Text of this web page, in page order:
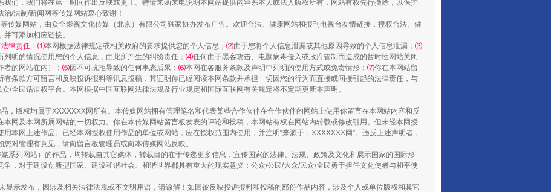
一颗心始终滚烫
一纸欠条伤亲情 巡回调解促和解.. 行业协会接连发公告
们，我们将在第一时间作出反映或更正。特请来函来电说明本网站提供内容系本人或法人版权所有，网站有权先行撤除，以保护
/法制/新闻网等传媒网站衷心致谢！
传媒网站，由众全影视文化传媒（北京）有限公司独家协办发布广告。欢迎合法、健康网站和报刊电视台友情链接，授权合法、健
可添加相应链接。
法律责任：⑴本网根据法律规定或相关政府的要求提供您的个人信息； ⑵由于您将个人信息泄漏或其他原因导致的个人信息泄漏； ⑶
明的情况使用您的个人信息，由此所产生的纠纷责任； ⑷任何由于黑客攻击、电脑病毒侵入或政府管制而造成的暂时性网站关闭
者的网站在内）； ⑸因不可抗拒导致的任何事态后果； ⑹本网在各服务条款及声明中列明的使用方式或免责情形； ⑺你在本网站留
条款方可留言和反映投诉报料等讯息投稿，其证明你已经阅读本网条款并承担一切因您的行为而直接或间接引起的法律责任，与
/全民话语权平台。本网根据中国互联网法律法规及行业规定和国际互联网有关规定将不定期更新本声明。
，版权均属于XXXXXXX网所有。本传媒网站拥有管理笔名和代表某些合作伙伴在合作伙伴的网站上使用你留言在本网站内容和反
本网及本网所属网站的一切权力。你在本传媒网站留言板发表的评论和投稿，本网站有权在网站内转载或修改引用。但未经本网授
本网上述作品。已经本网授权使用作品的单位或网站，应在授权范围内使用，并注明“来源于：XXXXXXX网”。违反上述声明者，
对管理有意见，请向留言板管理员或向本传媒网站反映。
媒系列网站）的作品，均转载自其它媒体，转载目的在于传递更多信息，宣传国家的法律、法规、政策及文化和展示国家的国际形
，对于建设创新型国家、建设和谐社会、和谐世界都具有重大的现实意义；公众/公民/大众/民众/全民勇于担任文化使者与和平使
显示发布，因涉及相关法律法规或不文明用语，请谅解！如因被反映投诉报料和投稿的部份作品内容，涉及个人或单位版权和其它